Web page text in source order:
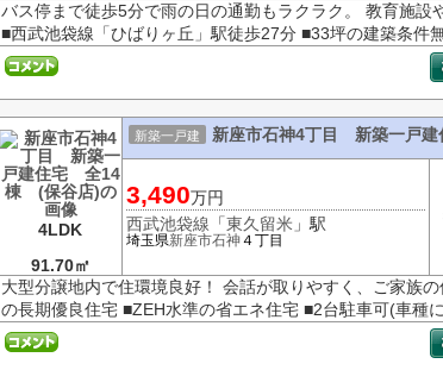
バス停まで徒歩5分で雨の日の通勤もラクラク。 教育施設
■西武池袋線「ひばりヶ丘」駅徒歩27分 ■33坪の建築条件
4LDK
91.70㎡
新築一戸建 新座市石神4丁目 新築一戸
3,490万円
西武池袋線 「東久留米 」駅
埼玉県新座市石神４丁目
大型分譲地内で住環境良好！ 会話が取りやすく、ご家族
の長期優良住宅 ■ZEH水準の省エネ住宅 ■2台駐車可(車種